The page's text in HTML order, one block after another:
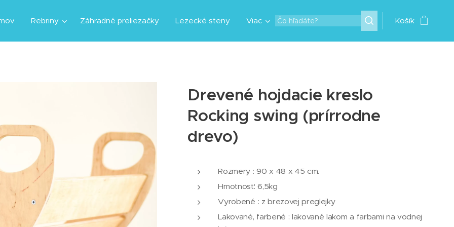
Rebriny Záhradné preliezačky Lezecké steny Viac Košík
Drevené hojdacie kreslo
Rocking swing (prírrodne
drevo)
Rozmery : 90 x 48 x 45 cm.
Hmotnosť: 6,5kg
Vyrobené : z brezovej preglejky
Lakované, farbené : lakované lakom a farbami na vodnej